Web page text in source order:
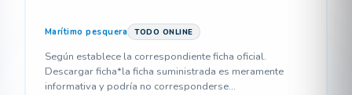
Marítimo pesquera TODO ONLINE
Según establece la correspondiente ficha oficial.
Descargar ficha*la ficha suministrada es meramente
informativa y podría no corresponderse...